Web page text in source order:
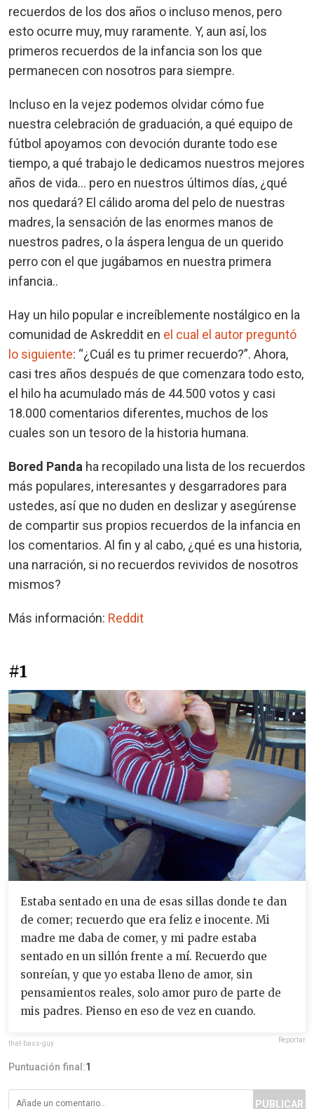
recuerdos de los dos años o incluso menos, pero
esto ocurre muy, muy raramente. Y, aun así, los
primeros recuerdos de la infancia son los que
permanecen con nosotros para siempre.
Incluso en la vejez podemos olvidar cómo fue
nuestra celebración de graduación, a qué equipo de
fútbol apoyamos con devoción durante todo ese
tiempo, a qué trabajo le dedicamos nuestros mejores
años de vida… pero en nuestros últimos días, ¿qué
nos quedará? El cálido aroma del pelo de nuestras
madres, la sensación de las enormes manos de
nuestros padres, o la áspera lengua de un querido
perro con el que jugábamos en nuestra primera
infancia..
Hay un hilo popular e increíblemente nostálgico en la
comunidad de Askreddit en el cual el autor preguntó
lo siguiente: “¿Cuál es tu primer recuerdo?”. Ahora,
casi tres años después de que comenzara todo esto,
el hilo ha acumulado más de 44.500 votos y casi
18.000 comentarios diferentes, muchos de los
cuales son un tesoro de la historia humana.
Bored Panda ha recopilado una lista de los recuerdos
más populares, interesantes y desgarradores para
ustedes, así que no duden en deslizar y asegúrense
de compartir sus propios recuerdos de la infancia en
los comentarios. Al fin y al cabo, ¿qué es una historia,
una narración, si no recuerdos revividos de nosotros
mismos?
Más información: Reddit
#1
Estaba sentado en una de esas sillas donde te dan
de comer; recuerdo que era feliz e inocente. Mi
madre me daba de comer, y mi padre estaba
sentado en un sillón frente a mí. Recuerdo que
sonreían, y que yo estaba lleno de amor, sin
pensamientos reales, solo amor puro de parte de
mis padres. Pienso en eso de vez en cuando.
that-bass-guy Reportar
Puntuación final:1
PUBLICAR